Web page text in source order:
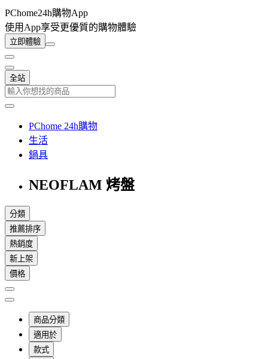
PChome24h購物App
使用App享受更優質的購物體驗
立即體驗
全站
PChome 24h購物
生活
鍋具
NEOFLAM 烤盤
分類
推薦排序
熱銷度
新上架
價格
商品分類
適用於
款式